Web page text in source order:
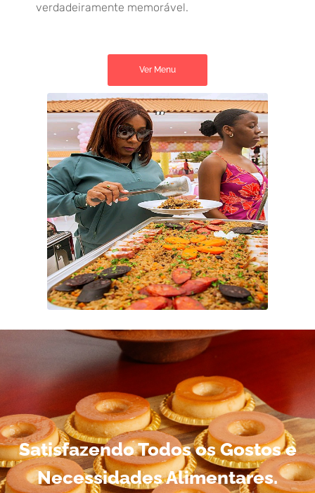
verdadeiramente memorável.
Ver Menu
Satisfazendo Todos os Gostos e
Necessidades Alimentares.